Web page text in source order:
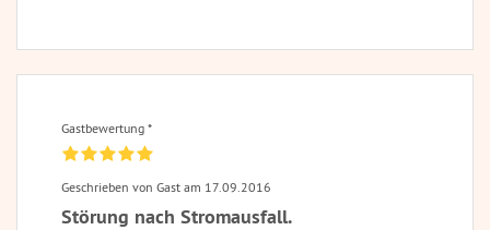
Gastbewertung *
Geschrieben von Gast am 17.09.2016
Störung nach Stromausfall.